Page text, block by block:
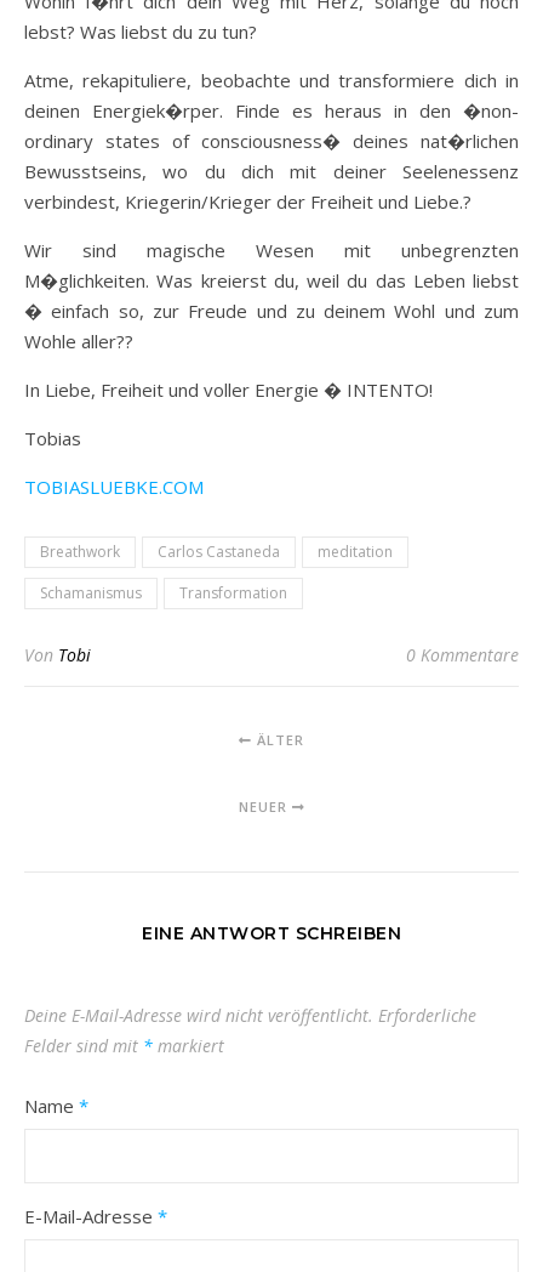
lebst? Was liebst du zu tun?
Atme, rekapituliere, beobachte und transformiere dich in
deinen Energiek�rper. Finde es heraus in den �non-
ordinary states of consciousness� deines nat�rlichen
Bewusstseins, wo du dich mit deiner Seelenessenz
verbindest, Kriegerin/Krieger der Freiheit und Liebe.?
Wir sind magische Wesen mit unbegrenzten
M�glichkeiten. Was kreierst du, weil du das Leben liebst
� einfach so, zur Freude und zu deinem Wohl und zum
Wohle aller??
In Liebe, Freiheit und voller Energie � INTENTO!
Tobias
TOBIASLUEBKE.COM
Breathwork Carlos Castaneda
meditation
Schamanismus
Transformation
Von Tobi 0 Kommentare
ÄLTER
NEUER
EINE ANTWORT SCHREIBEN
Deine E-Mail-Adresse wird nicht veröffentlicht. Erforderliche
Felder sind mit * markiert
Name *
E-Mail-Adresse *